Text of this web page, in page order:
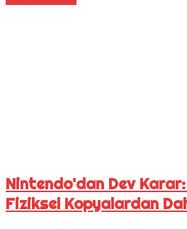
Nintendo'dan Dev
Fiziksel Kopyalardan